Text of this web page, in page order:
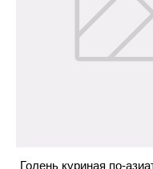
Голень куриная по-